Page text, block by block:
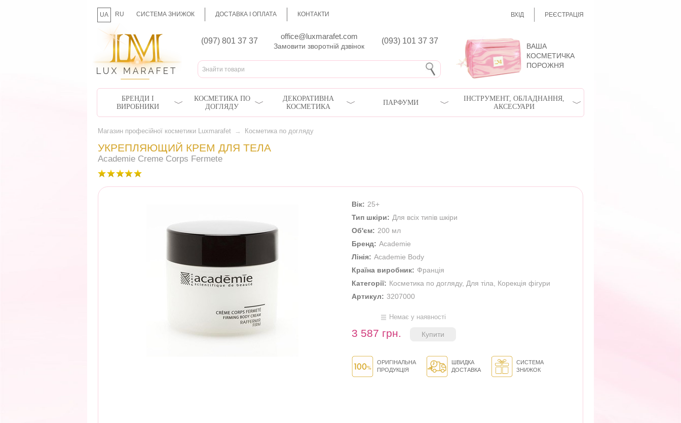
UA RU СИСТЕМА ЗНИЖОК ДОСТАВКА І ОПЛАТА КОНТАКТИ ВХІД РЕЄСТРАЦІЯ
(097) 801 37 37
office@luxmarafet.com
(093) 101 37 37
Замовити зворотній дзвінок
ВАША
КОСМЕТИЧКА
ПОРОЖНЯ
БРЕНДИ І
ВИРОБНИКИ
КОСМЕТИКА ПО
ДОГЛЯДУ
ДЕКОРАТИВНА
КОСМЕТИКА
ПАРФУМИ
ІНСТРУМЕНТ, ОБЛАДНАННЯ,
АКСЕСУАРИ
Магазин професійної косметики Luxmarafet → Косметика по догляду
УКРЕПЛЯЮЩИЙ КРЕМ ДЛЯ ТЕЛА
Academie Creme Corps Fermete
Вік: 25+
Тип шкіри: Для всіх типів шкіри
Об'єм: 200 мл
Бренд: Academie
Лінія: Academie Body
Країна виробник: Франція
Категорії: Косметика по догляду, Для тіла
Корекція фігури
Артикул: 3207000
Немає у наявності
3 587 грн.
ОРИГІНАЛЬНА
ПРОДУКЦІЯ
ШВИДКА
ДОСТАВКА
СИСТЕМА
ЗНИЖОК